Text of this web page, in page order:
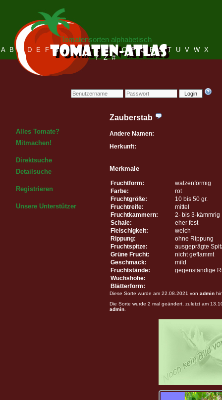
Login
Tomatensorten alphabetisch
A B C D E F G H I J K L M N O P Q R S T U V W X
Y Z #
Alles Tomate?
Mitmachen!
Direktsuche
Detailsuche
Registrieren
Unsere Unterstützer
Zauberstab
Andere Namen:
Herkunft:
Merkmale
Fruchtform:
walzenförmig
Farbe:
rot
Fruchtgröße:
10 bis 50 gr.
Fruchtreife:
mittel
Fruchtkammern:
2- bis 3-kämmrig
Schale:
eher fest
Fleischigkeit:
weich
Rippung:
ohne Rippung
Fruchtspitze:
ausgeprägte
Grüne Frucht:
nicht geflammt
Geschmack:
mild
Fruchtstände:
gegenständige
Wuchshöhe:
Blätterform:
Diese Sorte wurde am 22.08.2021 von admin
Die Sorte wurde 2 mal geändert, zuletzt am
admin